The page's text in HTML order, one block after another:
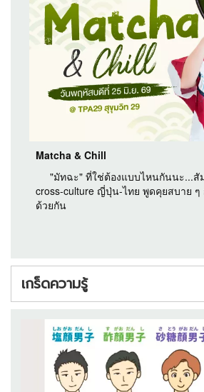
Matcha & Chill
"มัทฉะ" ที่ใช่ต้องแบบไหนกันนะ...สั
cross-culture ญี่ปุ่น-ไทย พูดคุยสบาย
ด้วยกัน
เกร็ดความรู้